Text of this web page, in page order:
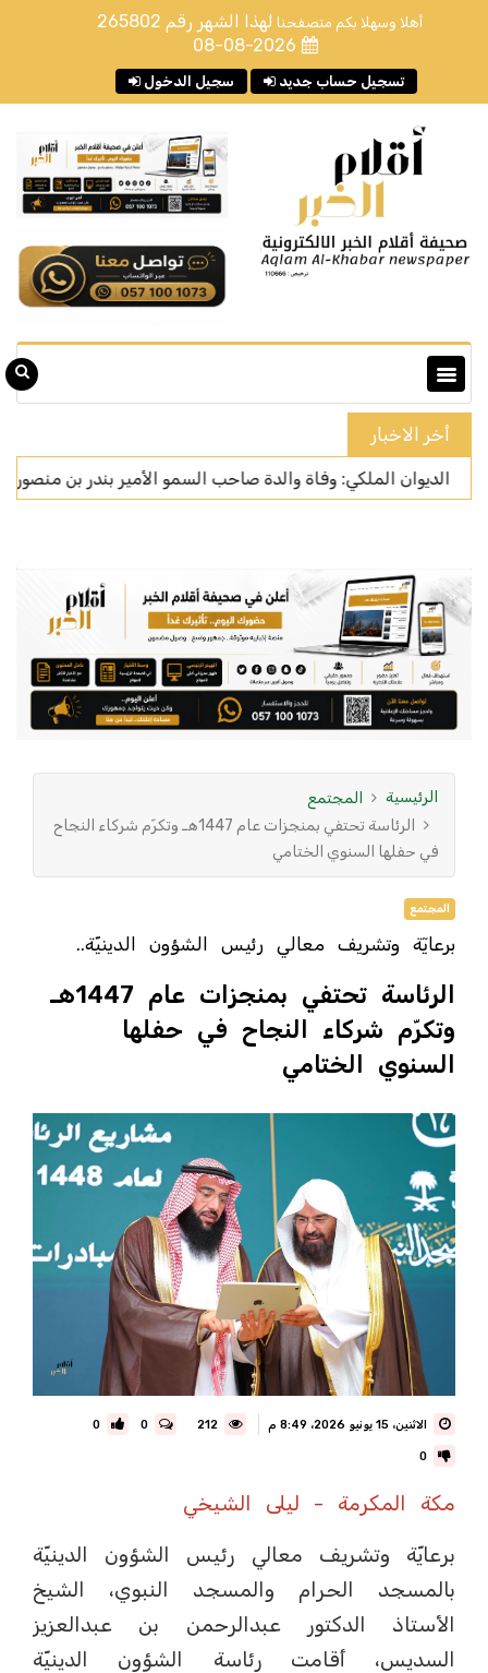
أهلا وسهلا بكم متصفحنا لهذا الشهر رقم 265802
08-08-2026
سجيل الدخول تسجيل حساب جديد
أخر الاخبار
الملكي: وفاة والدة صاحب السمو الأمير بندر بن منصور بن
الرئيسية
المجتمع
الرئاسة تحتفي بمنجزات عام 1447هـ وتكرّم شركاء النجاح
في حفلها السنوي الختامي
المجتمع
برعايٓة وتشريف معالي رئيس الشؤون الدينيّة..
الرئاسة تحتفي بمنجزات عام 1447هـ
وتكرّم شركاء النجاح في حفلها
السنوي الختامي
الاثنين، 15 يونيو 2026، 8:49 م 0
0
0
مكة المكرمة - ليلى الشيخي
برعايّة وتشريف معالي رئيس الشؤون الدينيّة
بالمسجد الحرام والمسجد النبوي، الشيخ
الأستاذ الدكتور عبدالرحمن بن عبدالعزيز
السديس، أقامت رئاسة الشؤون الدينيّة